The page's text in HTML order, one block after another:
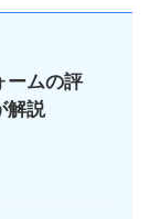
ームの評
解説